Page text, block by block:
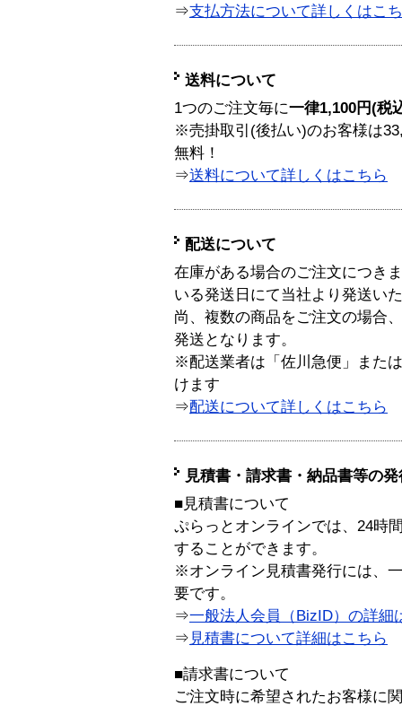
⇒支払方法について詳しくはこ
送料について
1つのご注文毎に一律1,100円(税
※売掛取引(後払い)のお客様は
無料！
⇒送料について詳しくはこちら
配送について
在庫がある場合のご注文につき
いる発送日にて当社より発送い
尚、複数の商品をご注文の場合
発送となります。
※配送業者は「佐川急便」また
けます
⇒配送について詳しくはこちら
見積書・請求書・納品書等の
■見積書について
ぷらっとオンラインでは、24時
することができます。
※オンライン見積書発行には、
要です。
⇒一般法人会員（BizID）の詳細
⇒ 見積書について詳細はこちら
■請求書について
ご注文時に希望されたお客様に